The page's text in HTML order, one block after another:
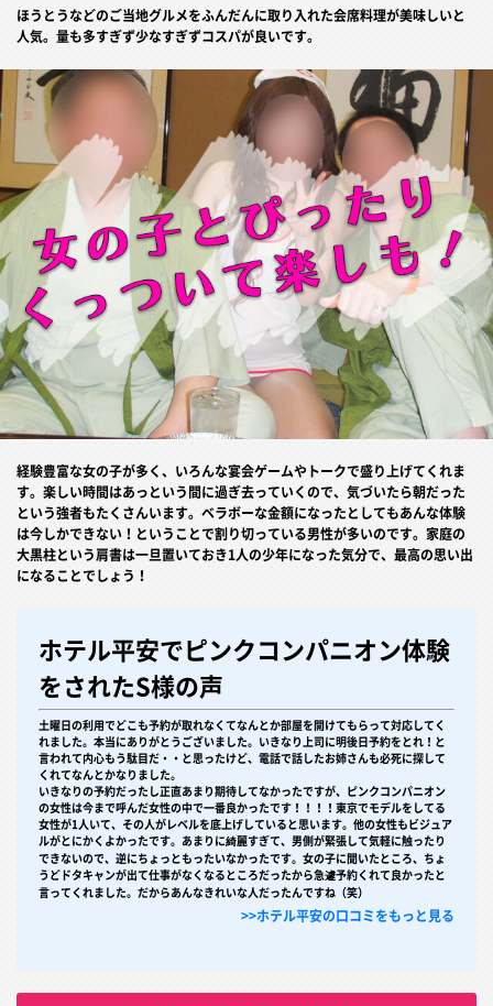
ほうとうなどのご当地グルメをふんだんに取り入れた会席料理が美味しいと
人気。量も多すぎず少なすぎずコスパが良いです。
経験豊富な女の子が多く、いろんな宴会ゲームやトークで盛り上げてくれま
す。楽しい時間はあっという間に過ぎ去っていくので、気づいたら朝だった
という強者もたくさんいます。ベラボーな金額になったとしてもあんな体験
は今しかできない！ということで割り切っている男性が多いのです。家庭の
大黒柱という肩書は一旦置いておき1人の少年になった気分で、最高の思い出
になることでしょう！
ホテル平安でピンクコンパニオン体験
をされたS様の声
土曜日の利用でどこも予約が取れなくてなんとか部屋を開けてもらって対応してく
れました。本当にありがとうございました。いきなり上司に明後日予約をとれ！と
言われて内心もう駄目だ・・と思ったけど、電話で話したお姉さんも必死に探して
くれてなんとかなりました。
いきなりの予約だったし正直あまり期待してなかったですが、ピンクコンパニオン
の女性は今まで呼んだ女性の中で一番良かったです！！！！東京でモデルをしてる
女性が1人いて、その人がレベルを底上げしていると思います。他の女性もビジュア
ルがとにかくよかったです。あまりに綺麗すぎて、男側が緊張して気軽に触ったり
できないので、逆にちょっともったいなかったです。女の子に聞いたところ、ちょ
うどドタキャンが出て仕事がなくなるところだったから急遽予約くれて良かったと
言ってくれました。だからあんなきれいな人だったんですね（笑）
>>ホテル平安の口コミをもっと見る